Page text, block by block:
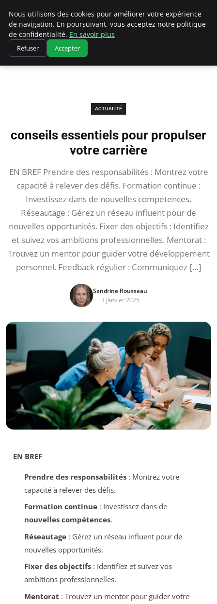
Chasseur De Tête
Accueil Actualité conseils essentiels pour propulser votre carrière
ACTUALITÉ
conseils essentiels pour propulser
votre carrière
EN BREF Prendre des responsabilités : Montrez votre
capacité à relever des défis. Formation continue :
Investissez dans de nouvelles compétences.
Réseautage : Gérez un réseau influent pour de
nouvelles opportunités. Fixer des objectifs : Identifiez
et suivez vos ambitions professionnelles. Mentorat :
Trouvez un mentor pour guider votre développement
personnel. Feedback régulier : Communiquez […]
Sandrine Rousseau
3 janvier 2025
EN BREF
Prendre des responsabilités: Montrez votre
capacité à relever des défis.
Formation continue: Investissez dans de
nouvelles compétences.
Réseautage: Gérez un réseau influent pour de
nouvelles opportunités.
Fixer des objectifs: Identifiez et suivez vos
ambitions professionnelles.
Mentorat : Trouvez un mentor pour guider votre
Nous utilisons des cookies pour améliorer votre expérience
de navigation. En poursuivant, vous acceptez notre politique
de confidentialité. En savoir plus
Refuser Accepter